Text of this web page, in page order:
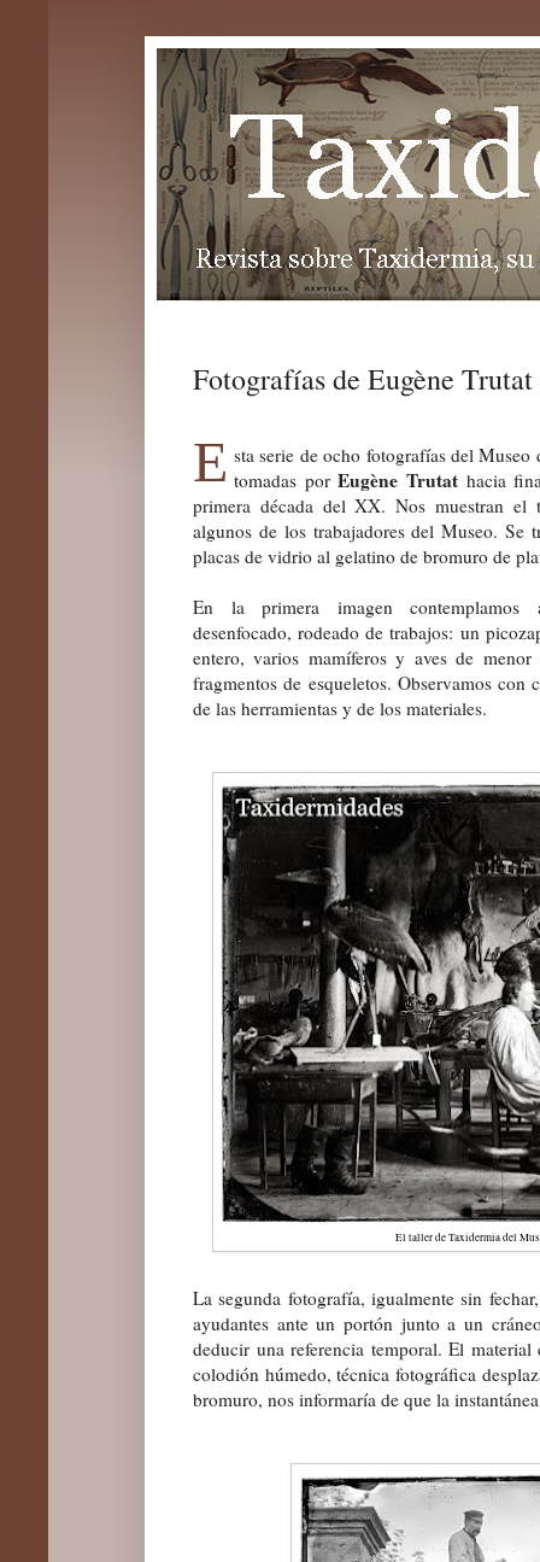
Fotografías de Eugène
E sta serie de ocho fotografías del
tomadas porEugène Trutat hacia
primera década del XX. Nos muestran el
algunos de los trabajadores del Museo. Se
placas de vidrio al gelatino de bromuro de
En la primera imagen
desenfocado, rodeado de trabajos: un
entero, varios mamíferos y aves de
fragmentos de esqueletos. Observamos
de las herramientas y de los materiales.
El taller de Taxidermia del
La segunda fotografía, igualmente sin
ayudantes ante un portón junto a un
deducir una referencia temporal. El
colodión húmedo, técnica fotográfica
bromuro, nos informaría de que la